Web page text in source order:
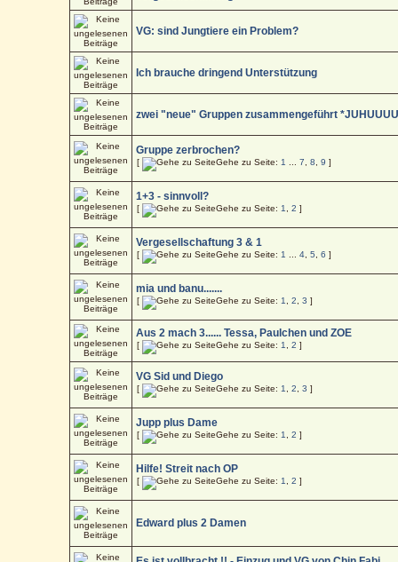
VG: sind Jungtiere ein Problem?
Ich brauche dringend Unterstützung
zwei "neue" Gruppen zusammengeführt
Gruppe zerbrochen?
[ Gehe zu Seite: 1 ...7 ,8 ,9 ]
1+3 - sinnvoll?
[ Gehe zu Seite: 1 ,2 ]
Vergesellschaftung 3 & 1
[ Gehe zu Seite: 1 ...4 ,5 ,6 ]
mia und banu.......
[ Gehe zu Seite: 1 ,2 ,3 ]
Aus 2 mach 3...... Tessa, Paulchen und ZOE
[ Gehe zu Seite: 1 ,2 ]
VG Sid und Diego
[ Gehe zu Seite: 1 ,2 ,3 ]
Jupp plus Dame
[ Gehe zu Seite: 1 ,2 ]
Hilfe! Streit nach OP
[ Gehe zu Seite: 1 ,2 ]
Edward plus 2 Damen